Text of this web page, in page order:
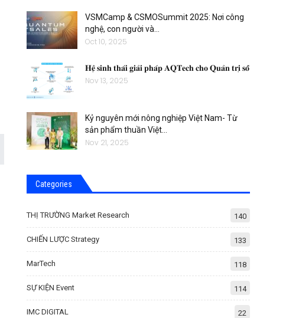
VSMCamp & CSMOSummit 2025: Nơi công
nghệ, con người và…
Oct 10, 2025
𝐇𝐞̣̂ 𝐬𝐢𝐧𝐡 𝐭𝐡𝐚́𝐢 𝐠𝐢𝐚̉𝐢 𝐩𝐡𝐚́𝐩 𝐀𝐐𝐓𝐞𝐜𝐡 𝐜𝐡𝐨 𝐐𝐮𝐚̉𝐧 𝐭𝐫𝐢̣ 𝐬𝐨̂́
Nov 13, 2025
Kỷ nguyên mới nông nghiệp Việt Nam- Từ
sản phẩm thuần Việt…
Nov 21, 2025
Categories
THỊ TRƯỜNG Market Research 140
CHIẾN LƯỢC Strategy 133
MarTech 118
SỰ KIỆN Event 114
IMC DIGITAL 22